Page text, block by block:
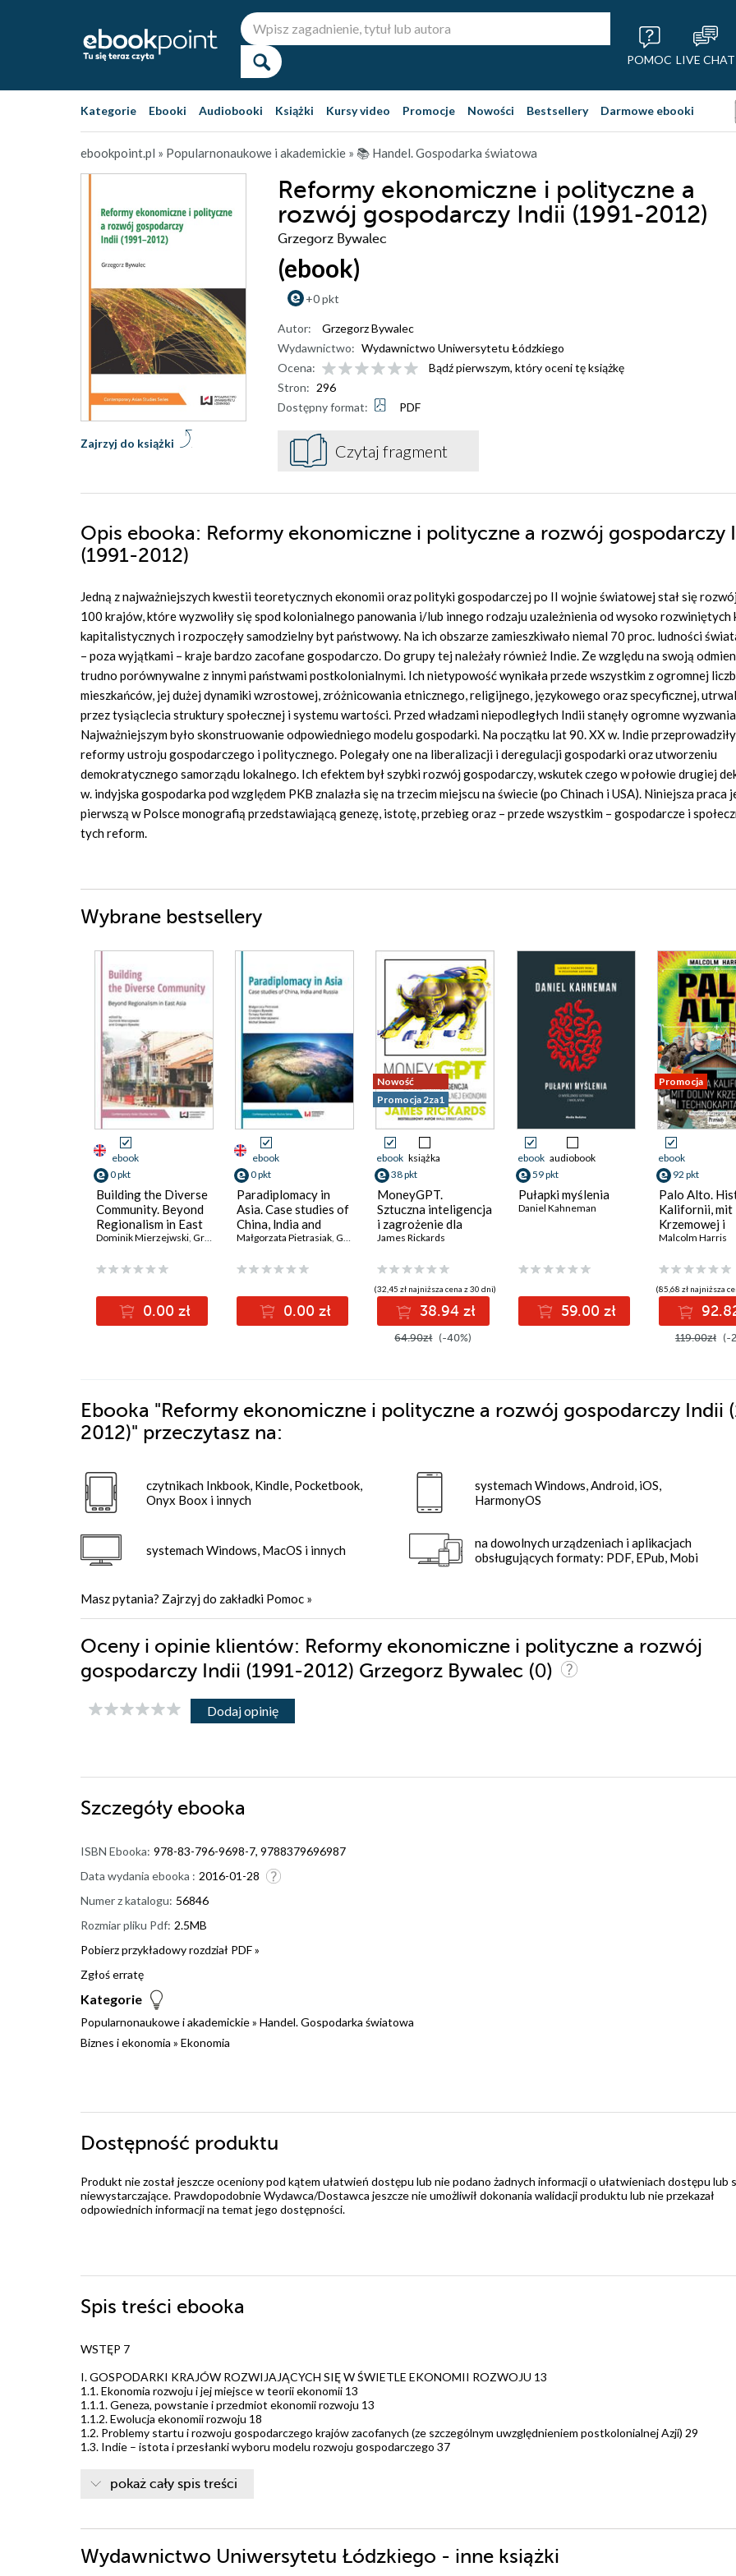
POMOC LIVE CHAT
Kategorie Ebooki Audiobooki Książki Kursy video Promocje Nowości Bestsellery Darmowe ebooki
ebookpoint.pl » Popularnonaukowe i akademickie » 📚 Handel. Gospodarka światowa
Reformy ekonomiczne i polityczne a
rozwój gospodarczy Indii (1991-2012)
Grzegorz Bywalec
(ebook)
+0 pkt
Zajrzyj do książki
Autor:
Grzegorz Bywalec
Wydawnictwo: Wydawnictwo Uniwersytetu Łódzkiego
Ocena:
Bądź pierwszym, który oceni tę książkę
Stron: 296
Dostępny format:
PDF
Czytaj fragment
Opis ebooka: Reformy ekonomiczne i polityczne a rozwój gospodarczy
(1991-2012)
Jedną z najważniejszych kwestii teoretycznych ekonomii oraz polityki gospodarczej po II wojnie światowej stał się
100 krajów, które wyzwoliły się spod kolonialnego panowania i/lub innego rodzaju uzależnienia od wysoko rozwiniętych
kapitalistycznych i rozpoczęły samodzielny byt państwowy. Na ich obszarze zamieszkiwało niemal 70 proc. ludności
– poza wyjątkami – kraje bardzo zacofane gospodarczo. Do grupy tej należały również Indie. Ze względu na swoją
trudno porównywalne z innymi państwami postkolonialnymi. Ich nietypowość wynikała przede wszystkim z ogromnej
mieszkańców, jej dużej dynamiki wzrostowej, zróżnicowania etnicznego, religijnego, językowego oraz specyficznej,
przez tysiąclecia struktury społecznej i systemu wartości. Przed władzami niepodległych Indii stanęły ogromne
Najważniejszym było skonstruowanie odpowiedniego modelu gospodarki. Na początku lat 90. XX w. Indie
reformy ustroju gospodarczego i politycznego. Polegały one na liberalizacji i deregulacji gospodarki oraz utworzeniu
demokratycznego samorządu lokalnego. Ich efektem był szybki rozwój gospodarczy, wskutek czego w połowie drugiej
w. indyjska gospodarka pod względem PKB znalazła się na trzecim miejscu na świecie (po Chinach i USA). Niniejsza praca
pierwszą w Polsce monografią przedstawiającą genezę, istotę, przebieg oraz – przede wszystkim – gospodarcze i
tych reform.
Wybrane bestsellery
ebook
0 pkt
Building the Diverse
Community. Beyond
Regionalism in East
Asia
Dominik Mierzejwski, Grzegorz Bywalec
0.00 zł
ebook
0 pkt
Paradiplomacy in
Asia. Case studies of
China, lndia and
Russia
Małgorzata Pietrasiak,Grzegorz Bywalec ,Tomasz Kamiński Michał Słowikowski
0.00 zł
Nowość
Promocja 2za1
ebook książka
38 pkt
MoneyGPT.
Sztuczna inteligencja
i zagrożenie dla
globalnej ekonomii
James Rickards
(32,45 zł najniższa cena z 30 dni)
38.94 zł
64.90zł (-40%)
ebook audiobook
59 pkt
Pułapki myślenia
Daniel Kahneman
59.00 zł
Promocja
ebook
92 pkt
Palo Alto.
Kalifornii, mit
Krzemowej i
Malcolm Harris
(85,68 zł najniższa
119.00zł (-
Ebooka "Reformy ekonomiczne i polityczne a rozwój gospodarczy Indii
2012)" przeczytasz na:
czytnikach Inkbook, Kindle, Pocketbook,
Onyx Boox i innych
systemach Windows, MacOS i innych
systemach Windows, Android, iOS,
HarmonyOS
na dowolnych urządzeniach i aplikacjach
obsługujących formaty: PDF, EPub, Mobi
Masz pytania? Zajrzyj do zakładki Pomoc »
Oceny i opinie klientów: Reformy ekonomiczne i polityczne a rozwój
gospodarczy Indii (1991-2012) Grzegorz Bywalec (0)
Dodaj opinię
Szczegóły ebooka
ISBN Ebooka: 978-83-796-9698-7, 9788379696987
Data wydania ebooka : 2016-01-28
Numer z katalogu: 56846
Rozmiar pliku Pdf: 2.5MB
Pobierz przykładowy rozdział PDF »
Zgłoś erratę
Kategorie
Popularnonaukowe i akademickie» Handel. Gospodarka światowa
Biznes i ekonomia » Ekonomia
Dostępność produktu
Produkt nie został jeszcze oceniony pod kątem ułatwień dostępu lub nie podano żadnych informacji o ułatwieniach dostępu lub
niewystarczające. Prawdopodobnie Wydawca/Dostawca jeszcze nie umożliwił dokonania walidacji produktu lub nie przekazał
odpowiednich informacji na temat jego dostępności.
Spis treści ebooka
WSTĘP 7
I. GOSPODARKI KRAJÓW ROZWIJAJĄCYCH SIĘ W ŚWIETLE EKONOMII ROZWOJU 13
1.1. Ekonomia rozwoju i jej miejsce w teorii ekonomii 13
1.1.1. Geneza, powstanie i przedmiot ekonomii rozwoju 13
1.1.2. Ewolucja ekonomii rozwoju 18
1.2. Problemy startu i rozwoju gospodarczego krajów zacofanych (ze szczególnym uwzględnieniem postkolonialnej Azji) 29
1.3. Indie – istota i przesłanki wyboru modelu rozwoju gospodarczego 37
II. INDIE W LATACH 1947–1991. USTRÓJ POLITYCZNY, SPOŁECZEŃSTWO I GOSPODARKA 43
2.1. Powstanie niepodległego państwa oraz jego ustrój polityczny i terytorialny 43
2.2.2. Lata 1985–1991 – polaryzacja i próby decentralizacji życia politycznego 57
2.3.1. Przemiany demograficzne 60
pokaż cały spis treści
Wydawnictwo Uniwersytetu Łódzkiego - inne książki